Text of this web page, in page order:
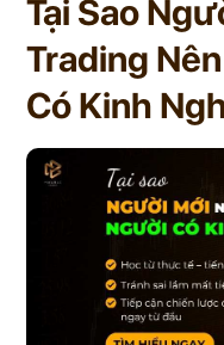
Tại Sao
Trading
Có Kinh